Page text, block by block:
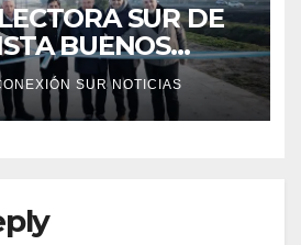
SUR DE
BUENOS
SUR NOTICIAS